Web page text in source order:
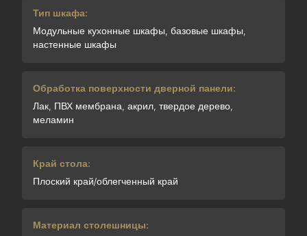
Тип шкафа:
Модульные кухонные шкафы, базовые шкафы,
настенные шкафы
Обработка поверхности дверной панели:
Лак, ПВХ мембрана, акрил, твердое дерево,
меламин
Край стола:
Плоский край/облегченный край
Материал столешницы: